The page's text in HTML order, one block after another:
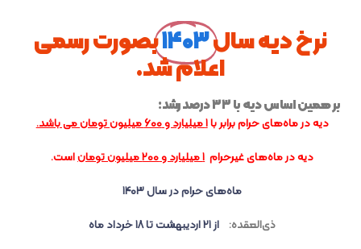
نرخ دیه سال۱۴۰۳بصورت رسمی
اعلام شد.
بر همین اساس دیه با ۳۳ درصد رشد:
دیه در ماه‌های حرام برابر با۱ میلیارد و ۶۰۰ میلیون تومان می باشد.
دیه در ماه‌های غیرحرام۱ میلیارد و ۲۰۰ میلیون تومان
است.
ماه‌های حرام در سال ۱۴۰۳
ذی‌العقده: از ۲۱ اردیبهشت تا ۱۸ خرداد ماه